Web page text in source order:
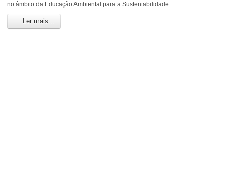
no âmbito da Educação Ambiental para a Sustentabilidade.
Ler mais...